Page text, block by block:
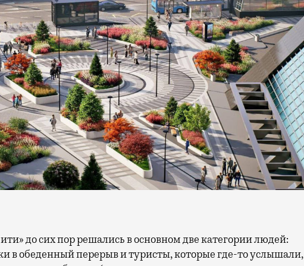
в обеденный перерыв и туристы, которые где-то услышали,